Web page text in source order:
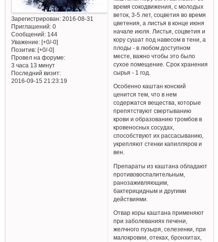
Зарегистрирован: 2016-08-31
Приглашений:0
Сообщений:144
Уважение: [+0/-0]
Позитив: [+0/-0]
Провел на форуме:
3 часа 13 минут
Последний визит:
2016-09-15 21:23:19
время сокодвижения, с молодых
веток, 3-5 лет, соцветия во время
цветения, а листья в конце июня
начале июля. Листья, соцветия и
кору сушат под навесом в тени, а
плоды - в любом доступном
месте, важно чтобы это было
сухое помещение. Срок хранения
сырья - 1 год.
Особенно каштан конский
ценится тем, что в нем
содержатся вещества, которые
препятствуют свертыванию
крови и образованию тромбов в
кровеносных сосудах,
способствуют их рассасыванию,
укрепляют стенки капилляров и
вен.
Препараты из каштана обладают
противовоспалительным,
ранозаживляющим,
бактерицидным и другими
действиями.
Отвар коры каштана применяют
при заболеваниях печени,
желчного пузыря, селезенки, при
малокровии, отеках, бронхитах,